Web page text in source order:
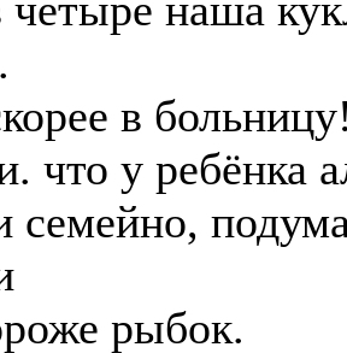
в
что у ребёнка
семейно,
рыбок.